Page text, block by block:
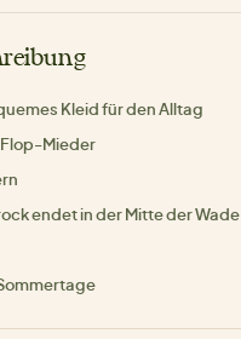
Kleid für den Alltag
Mieder
endet in der Mitte der Wade